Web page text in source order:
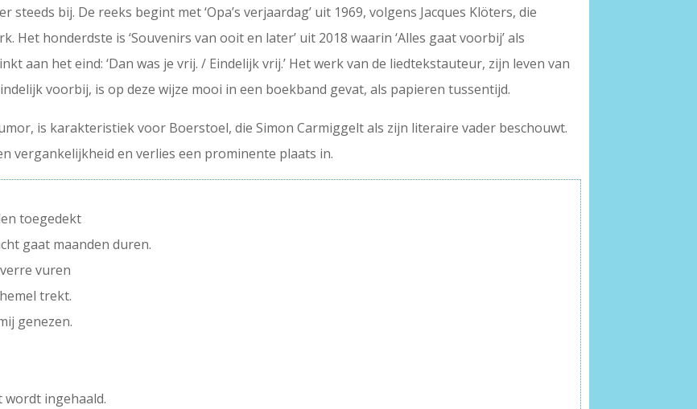
bij. De reeks begint met ‘Opa’s verjaardag’ uit 1969, volgens Jacques Klöters, die
Het honderdste is ‘Souvenirs van ooit en later’ uit 2018 waarin ‘Alles gaat voorbij’ als
aan het eind: ‘Dan was je vrij. / Eindelijk vrij.’ Het werk van de liedtekstauteur, zijn leven van
voorbij, is op deze wijze mooi in een boekband gevat, als papieren tussentijd.
is karakteristiek voor Boerstoel, die Simon Carmiggelt als zijn literaire vader beschouwt.
vergankelijkheid en verlies een prominente plaats in.
toegedekt
gaat maanden duren.
vuren
trekt.
genezen.
wordt ingehaald.